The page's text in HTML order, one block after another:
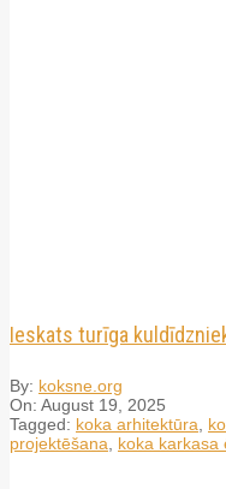
Ieskats turīga
By: koksne.org
On: August 19, 2025
Tagged: koka arhitektūra
projektēšana
koka karkasa